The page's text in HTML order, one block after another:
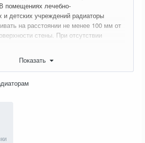
помещениях лечебно-
и детских учреждений радиаторы
на расстоянии не менее 100 мм от
стены. При отсутствии
расстояние от поверхности ниши
должно обеспечивать
подводок к отопительным
Показать